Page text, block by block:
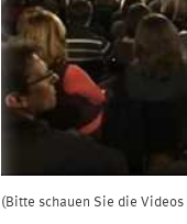
(Bitte schauen Sie die